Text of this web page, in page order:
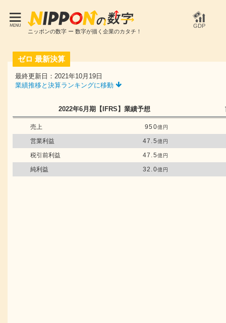
ニッポンの数字 ー 数字が描く企業のカタチ！
GDP
ゼロ 最新決算
最終更新日：2021年10月19日
業績推移と決算ランキングに移動
2022年6月期 【IFRS】 業績予想
売上 950億円
営業利益 47.5億円
税引前利益 47.5億円
純利益 32.0億円